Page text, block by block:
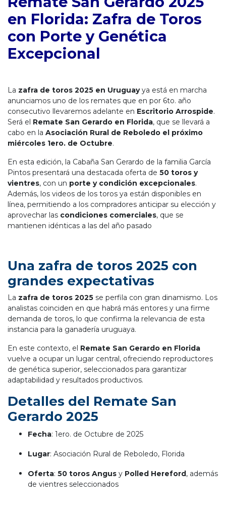
en Florida: Zafra de Toros
con Porte y Genética
Excepcional
La zafra de toros 2025 en Uruguayya está en marcha
anunciamos uno de los remates que en por 6to. año
consecutivo llevaremos adelante en Escritorio Arrospide.
Será el Remate San Gerardo en Florida, que se llevará a
cabo en la Asociación Rural de Reboledo el próximo
miércoles 1ero. de Octubre.
En esta edición, la Cabaña San Gerardo de la familia García
Pintos presentará una destacada oferta de 50 toros y
vientres, con un porte y condición excepcionales.
Además, los videos de los toros ya están disponibles en
línea, permitiendo a los compradores anticipar su elección y
aprovechar las condiciones comerciales, que se
mantienen idénticas a las del año pasado
Una zafra de toros 2025 con
grandes expectativas
La zafra de toros 2025 se perfila con gran dinamismo. Los
analistas coinciden en que habrá más entores y una firme
demanda de toros, lo que confirma la relevancia de esta
instancia para la ganadería uruguaya.
En este contexto, el Remate San Gerardo en Florida
vuelve a ocupar un lugar central, ofreciendo reproductores
de genética superior, seleccionados para garantizar
adaptabilidad y resultados productivos.
Detalles del Remate San
Gerardo 2025
Fecha: 1ero. de Octubre de 2025
Lugar: Asociación Rural de Reboledo, Florida
Oferta: 50 toros Angus y Polled Hereford, además
de vientres seleccionados